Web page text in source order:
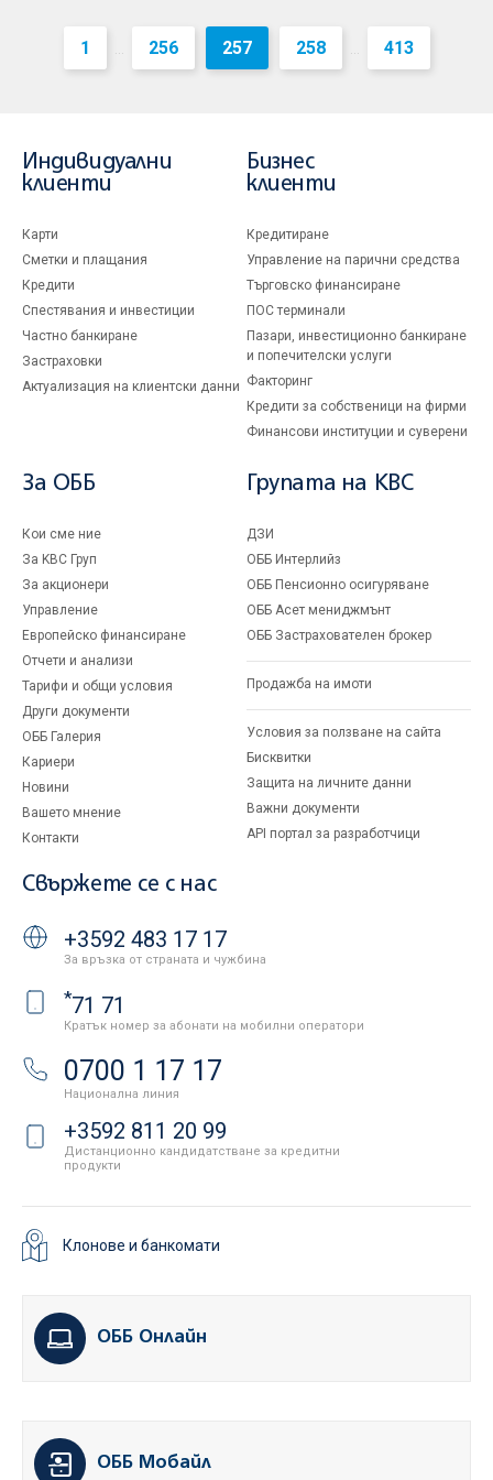
1 ... 256 257 258 ... 413
Индивидуални
клиенти
Карти
Сметки и плащания
Кредити
Спестявания и инвестиции
Частно банкиране
Застраховки
Актуализация на клиентски данни
Бизнес
клиенти
Кредитиране
Управление на парични средства
Търговско финансиране
ПОС терминали
Пазари, инвестиционно банкиране
и попечителски услуги
Факторинг
Кредити за собственици на фирми
Финансови институции и суверени
За ОББ
Кои сме ние
За KBC Груп
За акционери
Управление
Европейско финансиране
Отчети и анализи
Тарифи и общи условия
Други документи
ОББ Галерия
Кариери
Новини
Вашето мнение
Контакти
Групата на KBC
ДЗИ
ОББ Интерлийз
ОББ Пенсионно осигуряване
ОББ Асет мениджмънт
ОББ Застрахователен брокер
Продажба на имоти
Условия за ползване на сайта
Бисквитки
Защита на личните данни
Важни документи
API портал за разработчици
Свържете се с нас
+3592 483 17 17
За връзка от страната и чужбина
*71 71
Кратък номер за абонати на мобилни оператори
0700 1 17 17
Национална линия
+3592 811 20 99
Дистанционно кандидатстване за кредитни
продукти
Клонове и банкомати
ОББ Онлайн
ОББ Мобайл